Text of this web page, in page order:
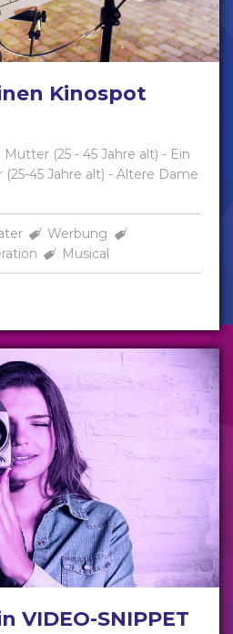
Kinospot
(25 - 45 Jahre alt) - Ein
45 Jahre alt) - Ältere Dame
Werbung
Musical
VIDEO-SNIPPET